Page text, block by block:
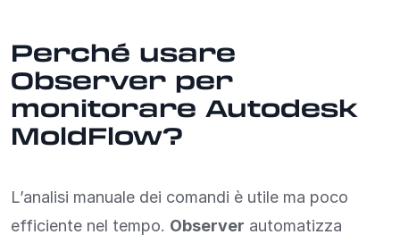
Perché usare
Observer per
monitorare Autodesk
MoldFlow?
L’analisi manuale dei comandi è utile ma poco
efficiente nel tempo. Observer automatizza